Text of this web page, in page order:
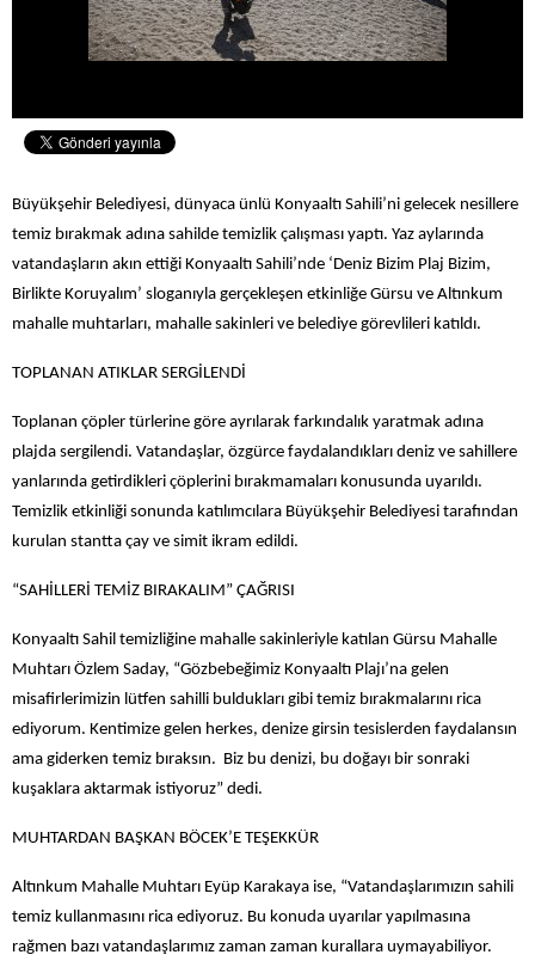
Büyükşehir Belediyesi, dünyaca ünlü Konyaaltı Sahili’ni gelecek nesillere
temiz bırakmak adına sahilde temizlik çalışması yaptı. Yaz aylarında
vatandaşların akın ettiği Konyaaltı Sahili’nde ‘Deniz Bizim Plaj Bizim,
Birlikte Koruyalım’ sloganıyla gerçekleşen etkinliğe Gürsu ve Altınkum
mahalle muhtarları, mahalle sakinleri ve belediye görevlileri katıldı.
TOPLANAN ATIKLAR SERGİLENDİ
Toplanan çöpler türlerine göre ayrılarak farkındalık yaratmak adına
plajda sergilendi. Vatandaşlar, özgürce faydalandıkları deniz ve sahillere
yanlarında getirdikleri çöplerini bırakmamaları konusunda uyarıldı.
Temizlik etkinliği sonunda katılımcılara Büyükşehir Belediyesi tarafından
kurulan stantta çay ve simit ikram edildi.
“SAHİLLERİ TEMİZ BIRAKALIM” ÇAĞRISI
Konyaaltı Sahil temizliğine mahalle sakinleriyle katılan Gürsu Mahalle
Muhtarı Özlem Saday, “Gözbebeğimiz Konyaaltı Plajı’na gelen
misafirlerimizin lütfen sahilli buldukları gibi temiz bırakmalarını rica
ediyorum. Kentimize gelen herkes, denize girsin tesislerden faydalansın
ama giderken temiz bıraksın. Biz bu denizi, bu doğayı bir sonraki
kuşaklara aktarmak istiyoruz” dedi.
MUHTARDAN BAŞKAN BÖCEK’E TEŞEKKÜR
Altınkum Mahalle Muhtarı Eyüp Karakaya ise, “Vatandaşlarımızın sahili
temiz kullanmasını rica ediyoruz. Bu konuda uyarılar yapılmasına
rağmen bazı vatandaşlarımız zaman zaman kurallara uymayabiliyor.